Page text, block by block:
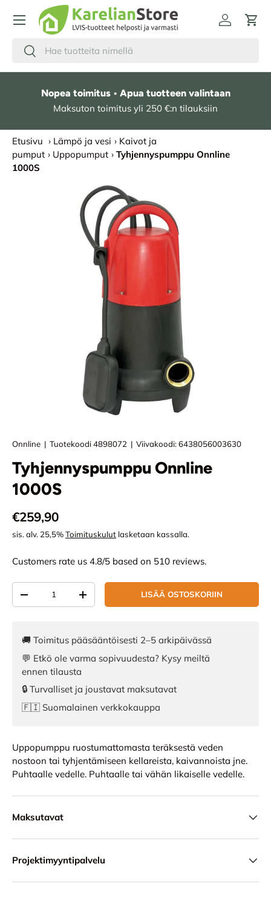
HYPPÄÄ SISÄLTÖÖN
Hae
Etsi
Kirjaudu
Nopea toimitus • Apua tuotteen valintaan
Maksuton toimitus yli 250 €:n tilauksiin
Etusivu › Lämpö ja vesi › Kaivot ja
pumput › Uppopumput › Tyhjennyspumppu Onnline
1000S
SIIRRY TUOTETIETOIHIN
Onnline | Tuotekoodi4898072 | Viivakoodi:6438056003630
Tyhjennyspumppu Onnline
1000S
Normaali hinta
€259,90
sis. alv. 25,5%Toimituskulut lasketaan kassalla.
Customers rate us 4.8/5 based on 510 reviews.
VÄHENNÄ MÄÄRÄÄLISÄÄ MÄÄRÄÄLISÄÄ OSTOSKORIIN
🚚 Toimitus pääsääntöisesti 2–5 arkipäivässä
💬 Etkö ole varma sopivuudesta? Kysy meiltä
ennen tilausta
🔒 Turvalliset ja joustavat maksutavat
🇫🇮 Suomalainen verkkokauppa
Uppopumppu ruostumattomasta teräksestä veden
nostoon tai tyhjentämiseen kellareista, kaivannoista jne.
Puhtaalle vedelle. Puhtaalle tai vähän likaiselle vedelle.
Maksutavat
Projektimyyntipalvelu